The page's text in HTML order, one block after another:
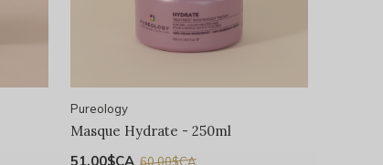
Pureology
Masque Hydrate - 250ml
51,00$CA 60,00$CA